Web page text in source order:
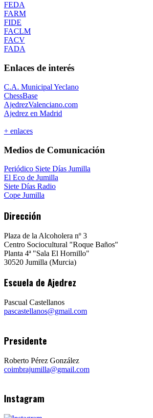
FEDA
FARM
FIDE
FACLM
FACV
FADA
Enlaces de interés
C.A. Municipal Yeclano
ChessBase
AjedrezValenciano.com
Ajedrez en Madrid
+ enlaces
Medios de Comunicación
Periódico Siete Días Jumilla
El Eco de Jumilla
Siete Días Radio
Cope Jumilla
Dirección
Plaza de la Alcoholera nº 3
Centro Sociocultural "Roque Baños"
Planta 4ª "Sala El Hornillo"
30520 Jumilla (Murcia)
Escuela de Ajedrez
Pascual Castellanos
pascastellanos@gmail.com
Presidente
Roberto Pérez González
coimbrajumilla@gmail.com
Instagram